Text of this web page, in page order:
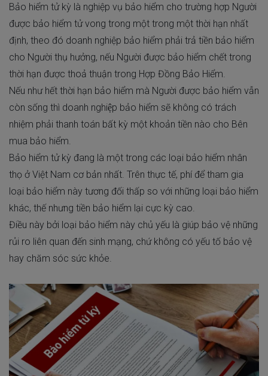
Bảo hiểm tử kỳ là nghiệp vụ bảo hiểm cho trường hợp Người
được bảo hiểm tử vong trong một trong một thời hạn nhất
định, theo đó doanh nghiệp bảo hiểm phải trả tiền bảo hiểm
cho Người thụ hưởng, nếu Người được bảo hiểm chết trong
thời hạn được thoả thuận trong Hợp Đồng Bảo Hiểm.
Nếu như hết thời hạn bảo hiểm mà Người được bảo hiểm vẫn
còn sống thì doanh nghiệp bảo hiểm sẽ không có trách
nhiệm phải thanh toán bất kỳ một khoản tiền nào cho Bên
mua bảo hiểm.
Bảo hiểm tử kỳ đang là một trong các loại bảo hiểm nhân
thọ ở Việt Nam cơ bản nhất. Trên thực tế, phí để tham gia
loại bảo hiểm này tương đối thấp so với những loại bảo hiểm
khác, thế nhưng tiền bảo hiểm lại cực kỳ cao.
Điều này bởi loại bảo hiểm này chủ yếu là giúp bảo vệ những
rủi ro liên quan đến sinh mạng, chứ không có yếu tố bảo vệ
hay chăm sóc sức khỏe.